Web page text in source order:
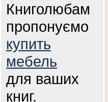
Книголюбам
пропонуємо
купить
мебель
для ваших
книг.